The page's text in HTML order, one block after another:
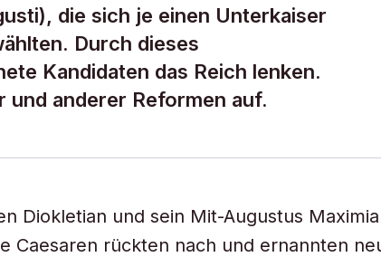
die sich je einen Unterkaiser
Durch dieses
Kandidaten das Reich lenken.
und anderer Reformen auf.
Diokletian und sein Mit-Augustus
Caesaren rückten nach und ernannten